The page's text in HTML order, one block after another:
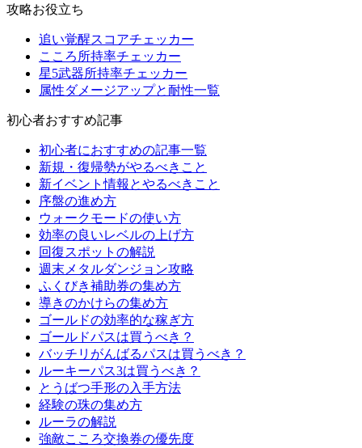
攻略お役立ち
追い覚醒スコアチェッカー
こころ所持率チェッカー
星5武器所持率チェッカー
属性ダメージアップと耐性一覧
初心者おすすめ記事
初心者におすすめの記事一覧
新規・復帰勢がやるべきこと
新イベント情報とやるべきこと
序盤の進め方
ウォークモードの使い方
効率の良いレベルの上げ方
回復スポットの解説
週末メタルダンジョン攻略
ふくびき補助券の集め方
導きのかけらの集め方
ゴールドの効率的な稼ぎ方
ゴールドパスは買うべき？
バッチリがんばるパスは買うべき？
ルーキーパス3は買うべき？
とうばつ手形の入手方法
経験の珠の集め方
ルーラの解説
強敵こころ交換券の優先度